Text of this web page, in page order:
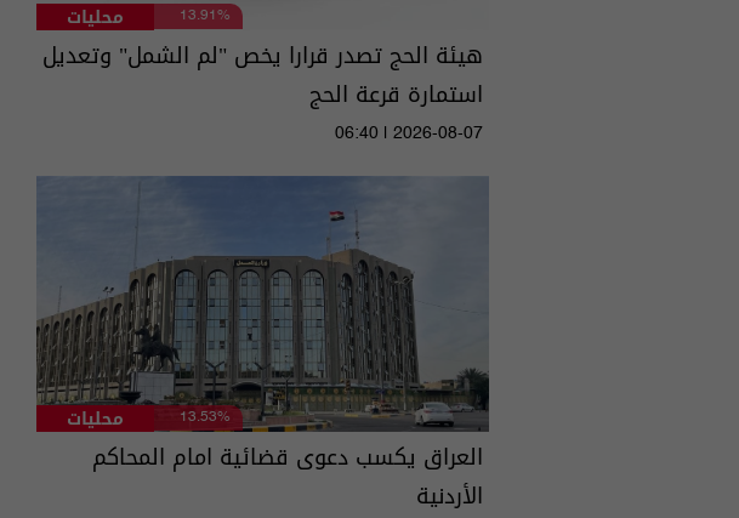
محليات 13.91%
هيئة الحج تصدر قرارا يخص "لم الشمل" وتعديل
استمارة قرعة الحج
06:40 | 2026-08-07
محليات 13.53%
العراق يكسب دعوى قضائية امام المحاكم
الأردنية